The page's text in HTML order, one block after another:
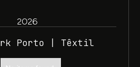
2026
Porto | Têxtil